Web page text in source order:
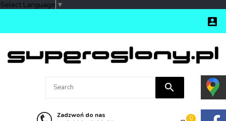
Select Language ▼

search
Zadzwoń do nas 0